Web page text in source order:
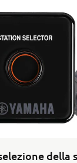
della